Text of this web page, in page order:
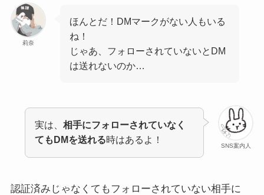
莉奈
ほんとだ！DMマークがない人もいる
ね！
じゃあ、フォローされていないとDM
は送れないのか…
SNS案内人
実は、相手にフォローされていなく
てもDMを送れる時はあるよ！
認証済みじゃなくてもフォローされていない相手に